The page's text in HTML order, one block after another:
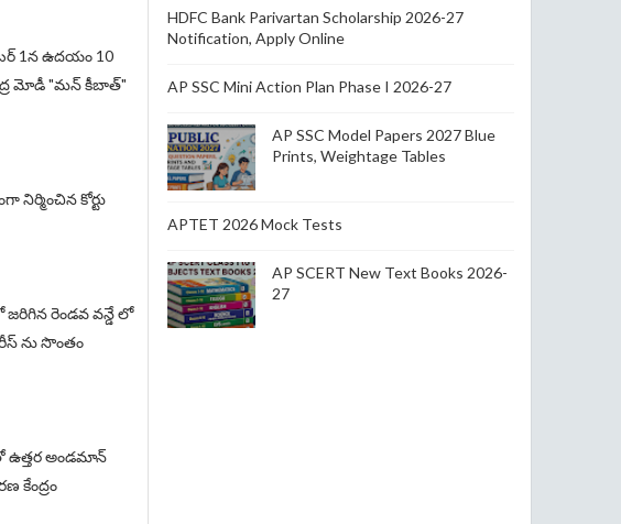
1న ఉదయం 10
మోడీ "మన్ కీబాత్"
నిర్మించిన కోర్టు
జరిగిన రెండవ వన్డే లో
ను సొంతం
ఉత్తర అండమాన్
కేంద్రం
HDFC Bank Parivartan Scholarship 2026-27
Notification, Apply Online
AP SSC Mini Action Plan Phase I 2026-27
AP SSC Model Papers 2027 Blue
Prints, Weightage Tables
APTET 2026 Mock Tests
AP SCERT New Text Books 2026-
27